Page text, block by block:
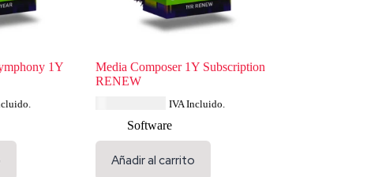
1Y
Media Composer 1Y Subscription
RENEW
IVA Incluido.
Software
Añadir al carrito